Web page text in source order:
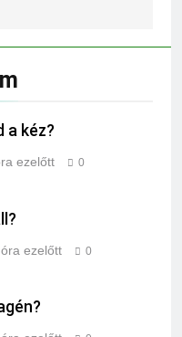
a kéz?
ezelőtt 0
ezelőtt 0